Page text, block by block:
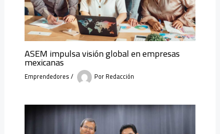
ASEM impulsa visión global en empresas
mexicanas
Emprendedores/ PorRedacción